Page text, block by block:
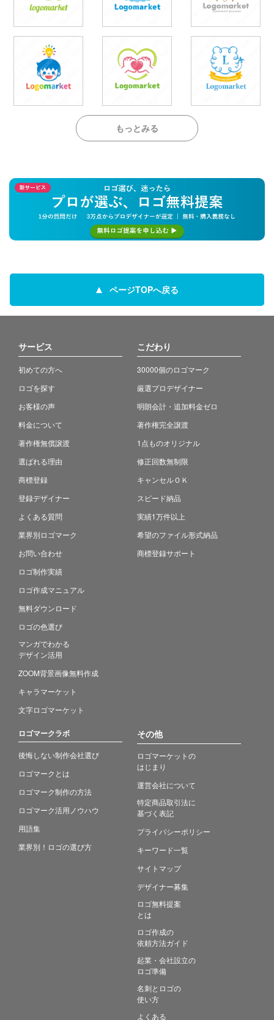
もっとみる
ページTOPへ戻る
サービス
初めての方へ
ロゴを探す
お客様の声
料金について
著作権無償譲渡
選ばれる理由
商標登録
登録デザイナー
よくある質問
業界別ロゴマーク
お問い合わせ
ロゴ制作実績
ロゴ作成マニュアル
無料ダウンロード
ロゴの色選び
マンガでわかる
デザイン活用
ZOOM背景画像無料作成
キャラマーケット
文字ロゴマーケット
こだわり
30000個のロゴマーク
厳選プロデザイナー
明朗会計・追加料金ゼロ
著作権完全譲渡
1点ものオリジナル
修正回数無制限
キャンセルＯＫ
スピード納品
実績1万件以上
希望のファイル形式納品
商標登録サポート
ロゴマークラボ
後悔しない制作会社選び
ロゴマークとは
ロゴマーク制作の方法
ロゴマーク活用ノウハウ
用語集
業界別！ロゴの選び方
その他
ロゴマーケットの
はじまり
運営会社について
特定商品取引法に
基づく表記
プライバシーポリシー
キーワード一覧
サイトマップ
デザイナー募集
ロゴ無料提案
とは
ロゴ作成の
依頼方法ガイド
起業・会社設立の
ロゴ準備
名刺とロゴの
使い方
よくある